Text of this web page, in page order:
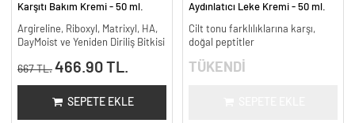
Karşıtı Bakım Kremi - 50 ml.
Argireline, Riboxyl, Matrixyl, HA,
DayMoist ve Yeniden Diriliş Bitkisi
667 TL. 466.90 TL.
SEPETE EKLE
Aydınlatıcı Leke Kremi - 50 ml.
Cilt tonu farklılıklarına karşı,
doğal peptitler
TÜKENDİ